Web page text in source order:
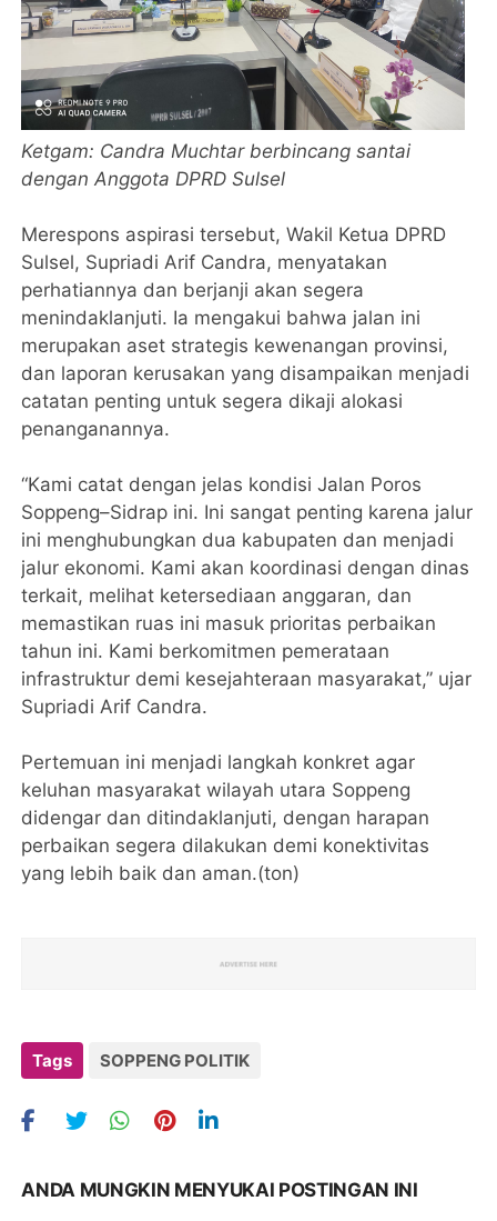
Ketgam: Candra Muchtar berbincang santai
dengan Anggota DPRD Sulsel
Merespons aspirasi tersebut, Wakil Ketua DPRD
Sulsel, Supriadi Arif Candra, menyatakan
perhatiannya dan berjanji akan segera
menindaklanjuti. Ia mengakui bahwa jalan ini
merupakan aset strategis kewenangan provinsi,
dan laporan kerusakan yang disampaikan menjadi
catatan penting untuk segera dikaji alokasi
penanganannya.
“Kami catat dengan jelas kondisi Jalan Poros
Soppeng–Sidrap ini. Ini sangat penting karena jalur
ini menghubungkan dua kabupaten dan menjadi
jalur ekonomi. Kami akan koordinasi dengan dinas
terkait, melihat ketersediaan anggaran, dan
memastikan ruas ini masuk prioritas perbaikan
tahun ini. Kami berkomitmen pemerataan
infrastruktur demi kesejahteraan masyarakat,” ujar
Supriadi Arif Candra.
Pertemuan ini menjadi langkah konkret agar
keluhan masyarakat wilayah utara Soppeng
didengar dan ditindaklanjuti, dengan harapan
perbaikan segera dilakukan demi konektivitas
yang lebih baik dan aman.(ton)
Tags SOPPENG POLITIK
ANDA MUNGKIN MENYUKAI POSTINGAN INI